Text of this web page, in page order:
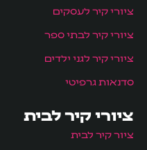
ציורי קיר לעסקים
ציורי קיר לבתי ספר
ציורי קיר לגני ילדים
סדנאות גרפיטי
ציורי קיר לבית
ציור קיר לבית